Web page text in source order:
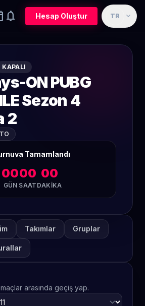
notifications Hesap Oluştur TR expand_more
KAPALI
ON PUBG
Sezon 4
2
Tamamlandı
00
GÜN
00
SAAT
00
DAKIKA
Takımlar Gruplar
arasında geçiş yap.